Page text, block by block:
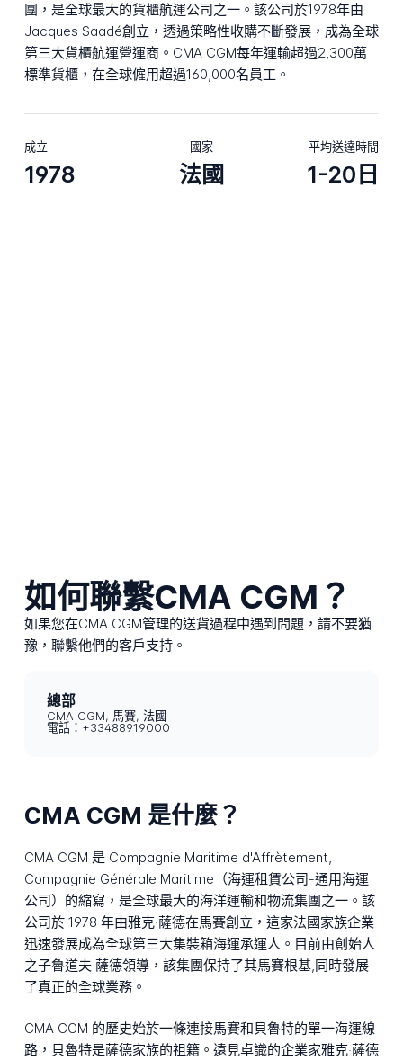
團，是全球最大的貨櫃航運公司之一。該公司於1978年由
Jacques Saadé創立，透過策略性收購不斷發展，成為全球
第三大貨櫃航運營運商。CMA CGM每年運輸超過2,300萬
標準貨櫃，在全球僱用超過160,000名員工。
成立
1978
國家
法國
平均送達時間
1-20日
如何聯繫CMA CGM？
如果您在CMA CGM管理的送貨過程中遇到問題，請不要猶
豫，聯繫他們的客戶支持。
總部
CMA CGM, 馬賽, 法國
電話：+33488919000
CMA CGM 是什麼？
CMA CGM 是 Compagnie Maritime d'Affrètement,
Compagnie Générale Maritime（海運租賃公司-通用海運
公司）的縮寫，是全球最大的海洋運輸和物流集團之一。該
公司於 1978 年由雅克‧薩德在馬賽創立，這家法國家族企業
迅速發展成為全球第三大集裝箱海運承運人。目前由創始人
之子魯道夫‧薩德領導，該集團保持了其馬賽根基,同時發展
了真正的全球業務。
CMA CGM 的歷史始於一條連接馬賽和貝魯特的單一海運線
路，貝魯特是薩德家族的祖籍。遠見卓識的企業家雅克‧薩德